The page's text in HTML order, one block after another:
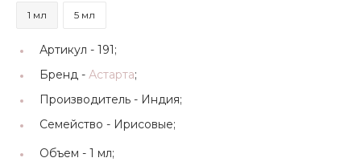
1 мл 5 мл
Артикул - 191;
Бренд - Астарта;
Производитель - Индия;
Семейство - Ирисовые;
Объем - 1 мл;